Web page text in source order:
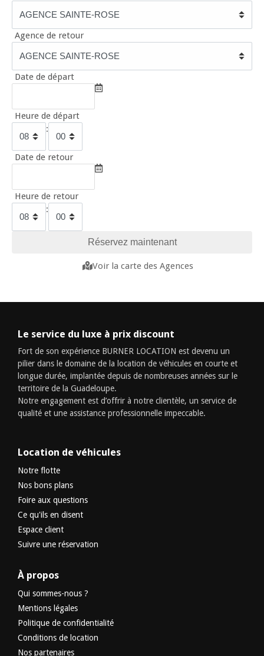
Agence de retour
Date de départ
Heure de départ
:
Date de retour
Heure de retour
:
Voir la carte des Agences
Le service du luxe à prix discount
Fort de son expérience BURNER LOCATION est devenu un
pilier dans le domaine de la location de véhicules en courte et
longue durée, implantée depuis de nombreuses années sur le
territoire de la Guadeloupe.
Notre engagement est d’offrir à notre clientèle, un service de
qualité et une assistance professionnelle impeccable.
Location de véhicules
Notre flotte
Nos bons plans
Foire aux questions
Ce qu'ils en disent
Espace client
Suivre une réservation
À propos
Qui sommes-nous ?
Mentions légales
Politique de confidentialité
Conditions de location
Nos partenaires